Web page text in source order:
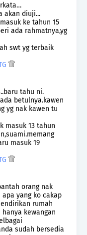
akan diuji...
ke tahun 15
ada rahmatnya,yg
swt yg terbaik
tahu ni.
betulnya.kawen
yg nak kawen tu
masuk 13 tahun
masuk 19
orang nak
yang ko cakap
rumah
kewangan
sudah bersedia